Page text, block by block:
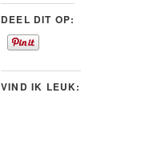
DEEL DIT OP:
VIND IK LEUK: